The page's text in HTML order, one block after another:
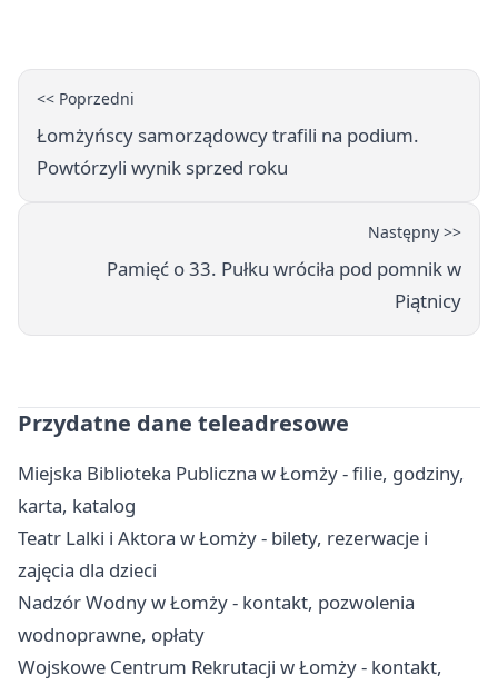
<< Poprzedni
Łomżyńscy samorządowcy trafili na podium.
Powtórzyli wynik sprzed roku
Następny >>
Pamięć o 33. Pułku wróciła pod pomnik w
Piątnicy
Przydatne dane teleadresowe
Miejska Biblioteka Publiczna w Łomży - filie, godziny,
karta, katalog
Teatr Lalki i Aktora w Łomży - bilety, rezerwacje i
zajęcia dla dzieci
Nadzór Wodny w Łomży - kontakt, pozwolenia
wodnoprawne, opłaty
Wojskowe Centrum Rekrutacji w Łomży - kontakt,